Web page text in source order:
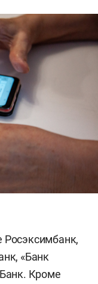
Росэксимбанк,
«Банк
Кроме